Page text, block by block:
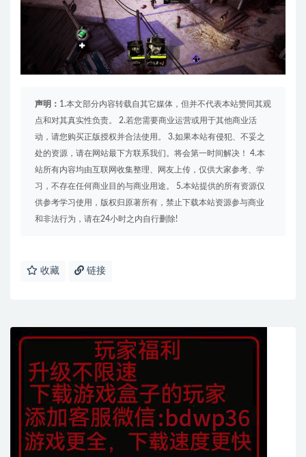
声明： 1.本文部分内容转载自其它媒体，但并不代表本站赞同其观
点和对其真实性负责。 2.若您需要商业运营或用于其他商业活
动，请您购买正版授权并合法使用。 3.如果本站有侵犯、不妥之
处的资源，请在网站最下方联系我们。将会第一时间解决！ 4.本
站所有内容均由互联网收集整理、网友上传，仅供大家参考、学
习，不存在任何商业目的与商业用途。 5.本站提供的所有资源仅
供参考学习使用，版权归原著所有，禁止下载本站资源参与商业
和非法行为，请在24小时之内自行删除!
收藏 链接